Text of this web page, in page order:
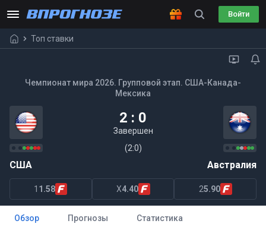
Войти
Топ ставки
Чемпионат мира 2026. Групповой этап. США-Канада-
Мексика
2 : 0
Завершен
(2:0)
США Австралия
1 1.58 X4.40 25.90
Обзор Прогнозы Статистика